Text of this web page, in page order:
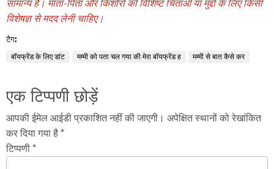
सामान्य है। माता-पिता और किशोरों को विशिष्ट चिंताओं या मुद्दों के लिए किसी
विशेषज्ञ से मदद लेनी चाहिए।
टैग:
बॉयफ्रेंड के लिए डांट मम्मी को पता चल गया की मेरा बॉयफ्रेंड ह मम्मी से बात कैसे कर
एक टिप्पणी छोड़ें
आपकी ईमेल आईडी प्रकाशित नहीं की जाएगी। अपेक्षित स्थानों को रेखांकित
कर दिया गया है *
टिप्पणी *